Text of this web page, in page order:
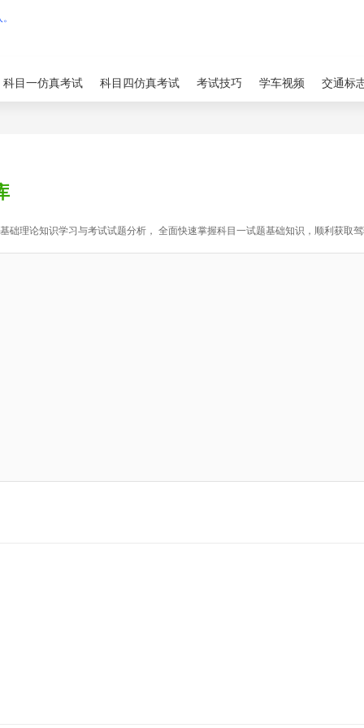
科目一仿真考试 科目四仿真考试 考试技巧 学车视频 交通标
础理论知识学习与考试试题分析， 全面快速掌握科目一试题基础知识，顺利获取